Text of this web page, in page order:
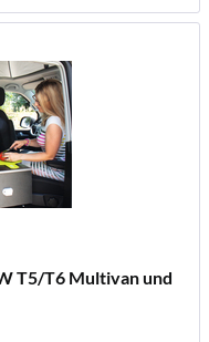
T5/T6 Multivan und